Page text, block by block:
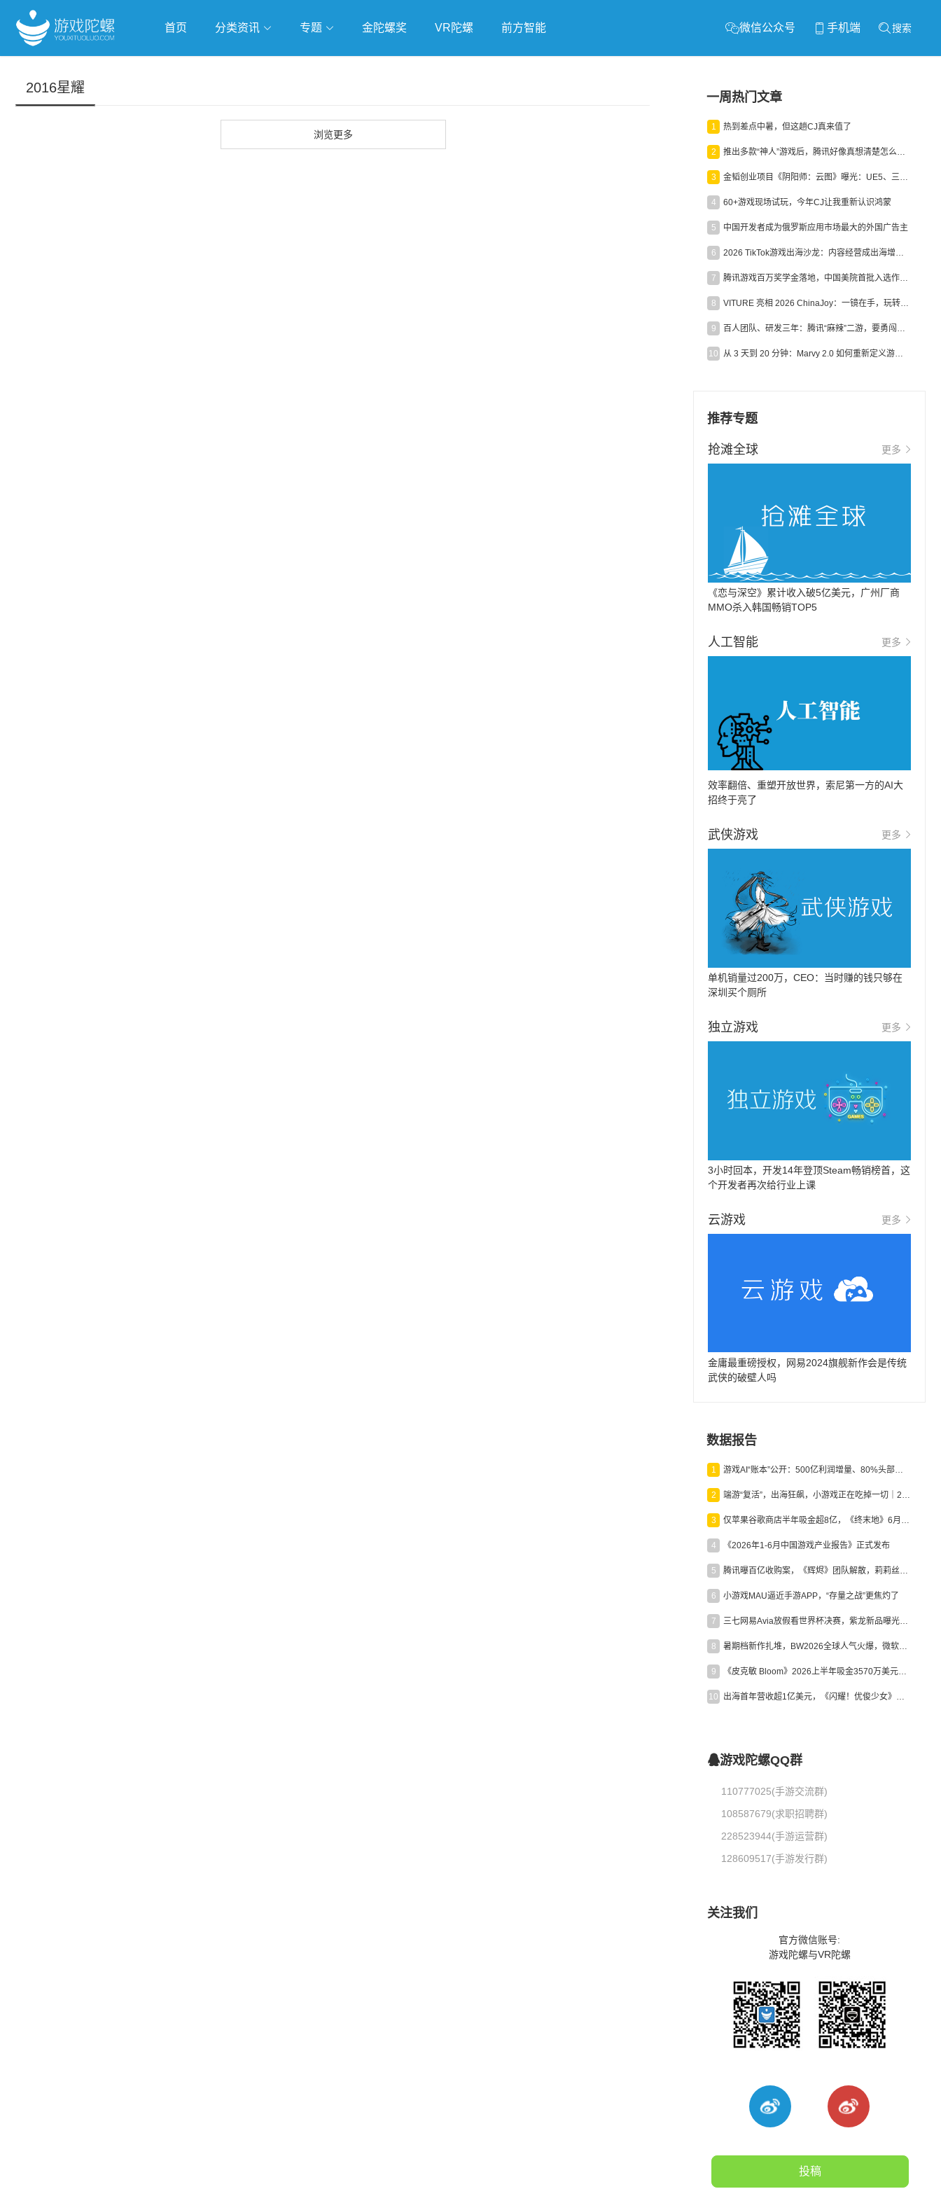
首页 分类资讯 专题 金陀螺奖 VR陀螺 前方智能 微信公众号 手机端 搜索
2016星耀
浏览更多
一周热门文章
1 热到差点中暑，但这趟CJ真来值了
2 推出多款“神人”游戏后，腾讯好像真想清楚怎么做二次元了
3 金韬创业项目《阴阳师：云图》曝光：UE5、三端互通、ARPG
4 60+游戏现场试玩，今年CJ让我重新认识鸿蒙
5 中国开发者成为俄罗斯应用市场最大的外国广告主
6 2026 TikTok游戏出海沙龙：内容经营成出海增长新引擎
7 腾讯游戏百万奖学金落地，中国美院首批入选作品获业内关注
8 VITURE 亮相 2026 ChinaJoy：一镜在手，玩转全场！
9 百人团队、研发三年：腾讯“麻辣”二游，要勇闯男性恋爱市场
10 从 3 天到 20 分钟：Marvy 2.0 如何重新定义游戏出海营销效率？
推荐专题
抢滩全球 更多
《恋与深空》累计收入破5亿美元，广州厂商
MMO杀入韩国畅销TOP5
人工智能 更多
效率翻倍、重塑开放世界，索尼第一方的AI大
招终于亮了
武侠游戏 更多
单机销量过200万，CEO：当时赚的钱只够在
深圳买个厕所
独立游戏 更多
3小时回本，开发14年登顶Steam畅销榜首，这
个开发者再次给行业上课
云游戏 更多
金庸最重磅授权，网易2024旗舰新作会是传统
武侠的破壁人吗
数据报告
1 游戏AI“账本”公开：500亿利润增量、80%头部入局，谁在闷声发财？
2 端游“复活”，出海狂飙，小游戏正在吃掉一切｜2026上半年产业报告
3 仅苹果谷歌商店半年吸金超8亿，《终末地》6月份收入显著回暖
4 《2026年1-6月中国游戏产业报告》正式发布
5 腾讯曝百亿收购案，《辉烬》团队解散，莉莉丝新作曝光｜陀螺周报
6 小游戏MAU逼近手游APP，“存量之战”更焦灼了
7 三七网易Avia放假看世界杯决赛，紫龙新品曝光，米哈游新作上线 | 陀螺周报
8 暑期档新作扎堆，BW2026全球人气火爆，微软XBOX大裁员|陀螺周报
9 《皮克敏 Bloom》2026上半年吸金3570万美元，中国台湾成最大市场
10 出海首年营收超1亿美元，《闪耀！优俊少女》美国市场占比达七成
游戏陀螺QQ群
110777025(手游交流群)
108587679(求职招聘群)
228523944(手游运营群)
128609517(手游发行群)
关注我们
官方微信账号:
游戏陀螺与VR陀螺
投稿